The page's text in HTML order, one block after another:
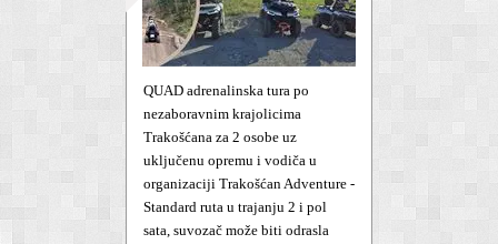
QUAD adrenalinska tura po
nezaboravnim krajolicima
Trakošćana za 2 osobe uz
uključenu opremu i vodiča u
organizaciji Trakošćan Adventure -
Standard ruta u trajanju 2 i pol
sata, suvozač može biti odrasla